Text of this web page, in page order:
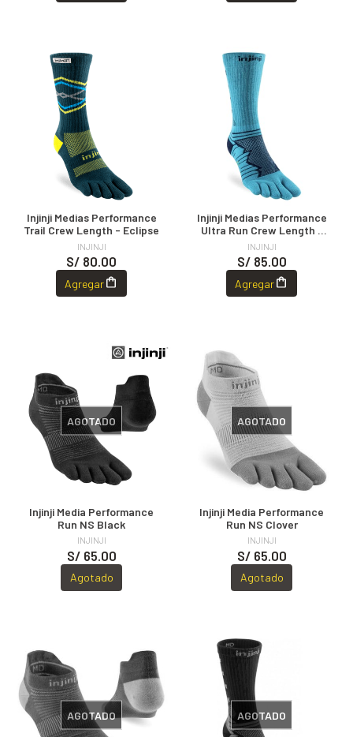
Injinji Medias Performance
Trail Crew Length - Eclipse
INJINJI
S/ 80.00
Agregar
Injinji Medias Performance
Ultra Run Crew Length -
Pacific Blue
INJINJI
S/ 85.00
Agregar
AGOTADO
Injinji Media Performance
Run NS Black
INJINJI
S/ 65.00
Agotado
AGOTADO
Injinji Media Performance
Run NS Clover
INJINJI
S/ 65.00
Agotado
AGOTADO AGOTADO